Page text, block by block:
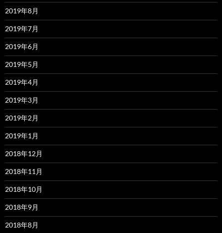
2019年8月
2019年7月
2019年6月
2019年5月
2019年4月
2019年3月
2019年2月
2019年1月
2018年12月
2018年11月
2018年10月
2018年9月
2018年8月